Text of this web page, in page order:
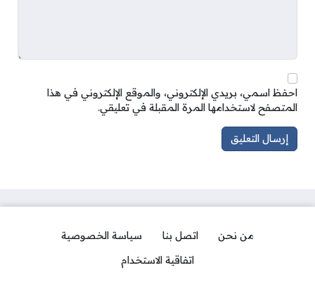
احفظ اسمي، بريدي الإلكتروني، والموقع الإلكتروني في هذا
المتصفح لاستخدامها المرة المقبلة في تعليقي.
من نحن اتصل بنا
سياسة الخصوصية
اتفاقية الاستخدام